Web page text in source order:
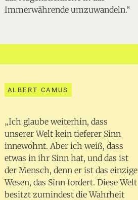
Immerwährende umzuwandeln.“
ALBERT CAMUS
„Ich glaube weiterhin, dass
unserer Welt kein tieferer Sinn
innewohnt. Aber ich weiß, dass
etwas in ihr Sinn hat, und das ist
der Mensch, denn er ist das einzige
Wesen, das Sinn fordert. Diese Welt
besitzt zumindest die Wahrheit